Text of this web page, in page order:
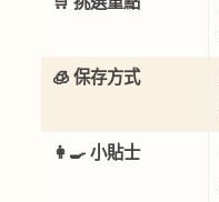
🧊 保存方式
👩‍🍳 小貼士